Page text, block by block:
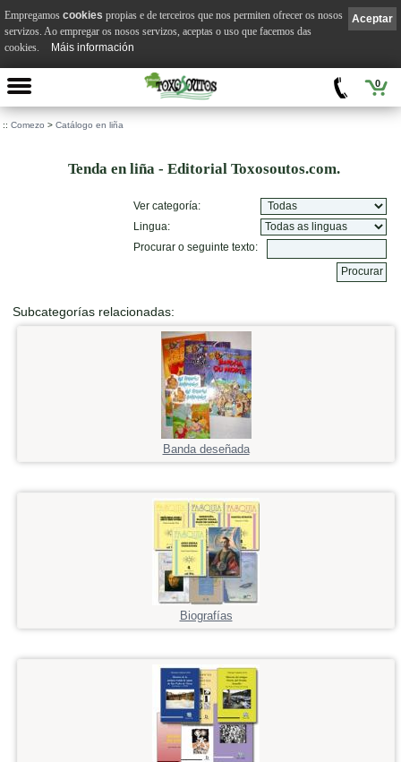
0
:: Comezo > Catálogo en liña
Tenda en liña - Editorial Toxosoutos.com.
Ver categoría:
Lingua:
Procurar o seguinte texto:
Subcategorías relacionadas:
Banda deseñada
Biografías
Aceptar
Empregamos cookies propias e de terceiros que nos permiten ofrecer os nosos
servizos. Ao empregar os nosos servizos, aceptas o uso que facemos das
cookies.
Máis información